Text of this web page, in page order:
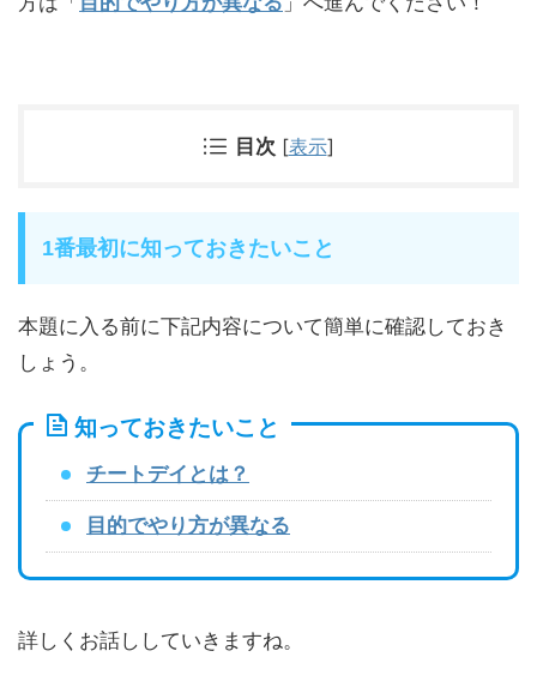
目次 [表示]
1番最初に知っておきたいこと
本題に入る前に下記内容について簡単に確認しておき
しょう。
知っておきたいこと
チートデイとは？
目的でやり方が異なる
詳しくお話ししていきますね。